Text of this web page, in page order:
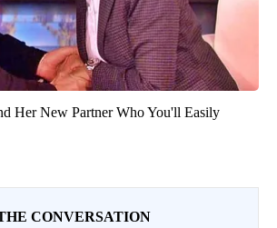
Her New Partner Who You'll Easily
CONVERSATION